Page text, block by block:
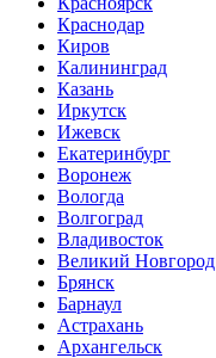
Краснодар
Киров
Калининград
Казань
Иркутск
Ижевск
Екатеринбург
Воронеж
Вологда
Волгоград
Владивосток
Великий Новгород
Брянск
Барнаул
Астрахань
Архангельск